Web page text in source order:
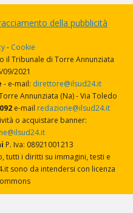
della pubblicità
- Cookie
il Tribunale di Torre Annunziata
09/2021
- e-mail: direttore@ilsud24.it
Annunziata (Na) - Via Toledo
e-mail redazione@ilsud24.it
o acquistare banner:
P. Iva: 08921001213
tutti i diritti su immagini, testi e
sono da intendersi con licenza